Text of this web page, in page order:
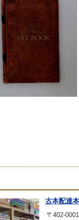
古本配達
〒402-0001